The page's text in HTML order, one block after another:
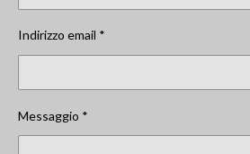
Indirizzo email *
Messaggio *